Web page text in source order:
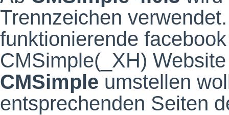
Trennzeichen
funktionierende
CMSimple(_XH)
CMSimple umstellen
entsprechenden Seiten